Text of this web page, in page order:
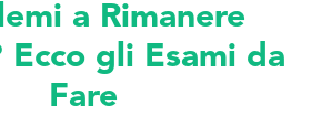
a Rimanere
Ecco gli Esami da
Fare